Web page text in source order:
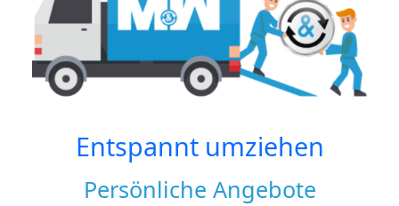
Entspannt umziehen
Persönliche Angebote